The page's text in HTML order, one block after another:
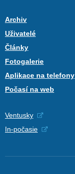
Archiv
Uživatelé
Články
Fotogalerie
Aplikace na telefony
Počasí na web
Ventusky
In-počasie